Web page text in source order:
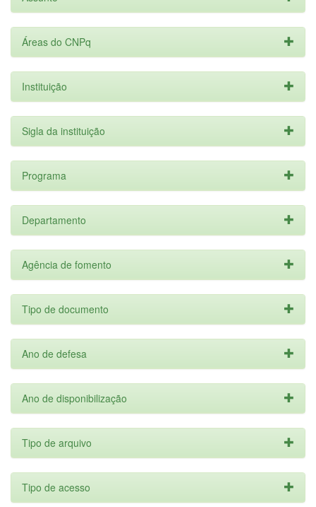
Áreas do CNPq
Instituição
Sigla da instituição
Programa
Departamento
Agência de fomento
Tipo de documento
Ano de defesa
Ano de disponibilização
Tipo de arquivo
Tipo de acesso